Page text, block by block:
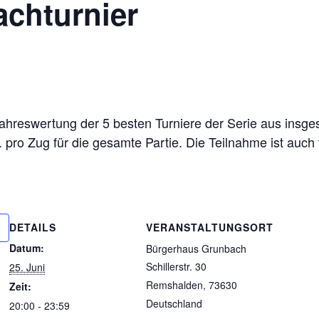
der 5 besten Turniere der Serie aus
Zug für die gesamte Partie. Die Teilnahme ist
DETAILS
Datum:
25. Juni
Zeit:
20:00 - 23:59
VERANSTALTUNGSORT
Bürgerhaus Grunbach
Schillerstr. 30
Remshalden, 73630
Deutschland